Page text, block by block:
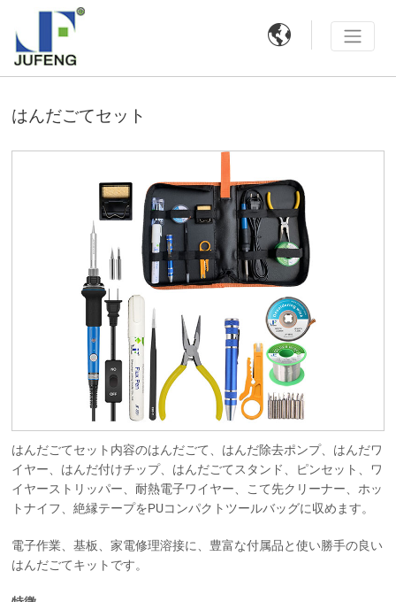

はんだごてセット
はんだごてセット内容のはんだごて、はんだ除去ポンプ、はんだワ
イヤー、はんだ付けチップ、はんだごてスタンド、ピンセット、ワ
イヤーストリッパー、耐熱電子ワイヤー、こて先クリーナー、ホッ
トナイフ、絶縁テープをPUコンパクトツールバッグに収めます。
電子作業、基板、家電修理溶接に、豊富な付属品と使い勝手の良い
はんだごてキットです。